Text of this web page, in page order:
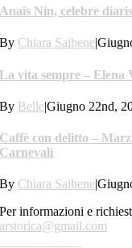
Anaïs Nin, celebre
By Chiara Saibene|
La vita sempre – Elena
By Belle|Giugno 22nd,
Caffè con delitto –
Carnevali
By Chiara Saibene|
Per informazioni e
arstorica@gmail.com